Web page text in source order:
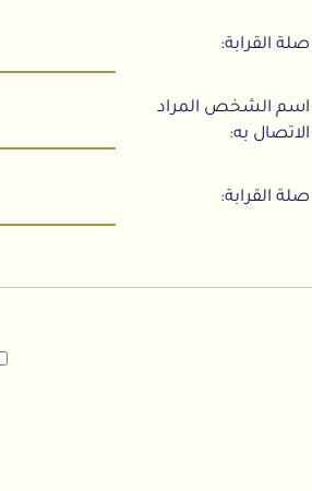
صلة القرابة:
اسم الشخص المراد
الاتصال به:
صلة القرابة: